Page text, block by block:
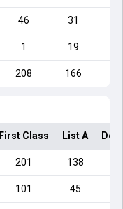
46 31
1 19
208 166
First Class List A
201 138
101 45